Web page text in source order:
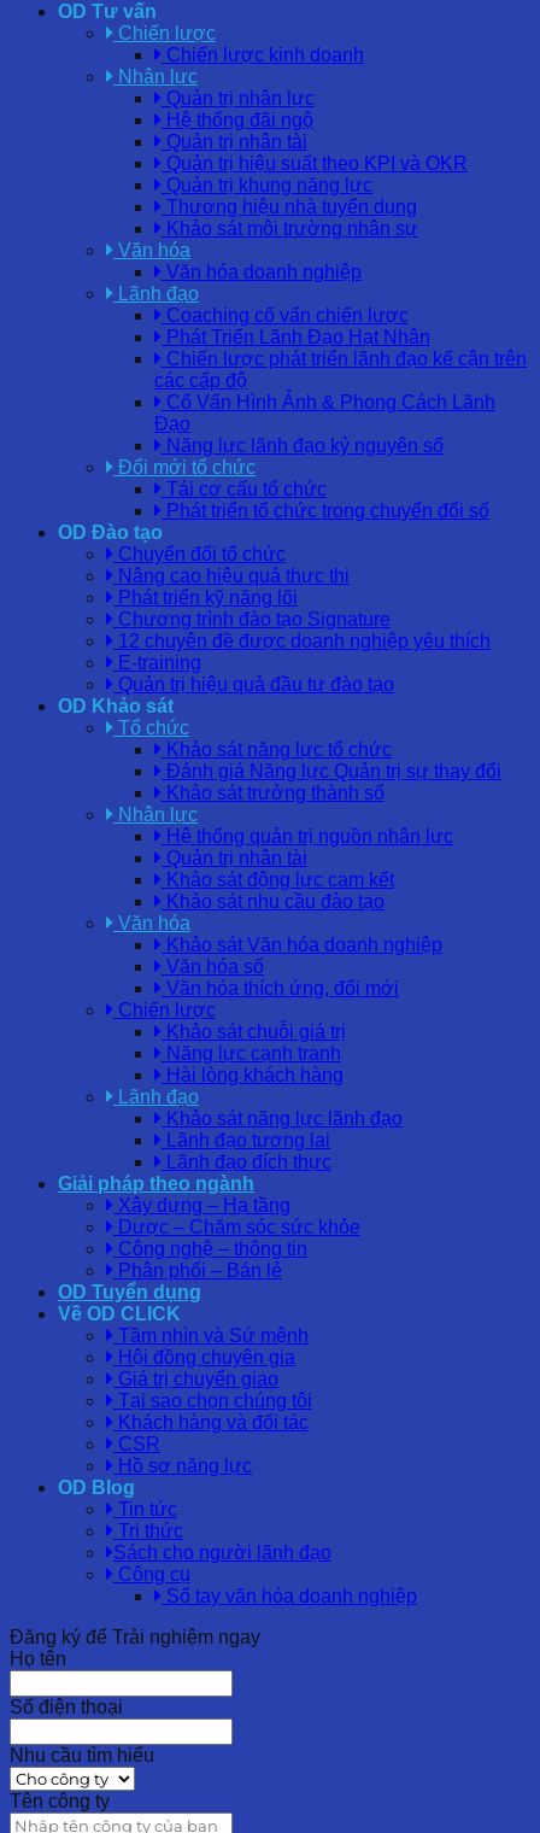
OD Tư vấn
Chiến lược
Chiến lược kinh doanh
Nhân lực
Quản trị nhân lực
Hệ thống đãi ngộ
Quản trị nhân tài
Quản trị hiệu suất theo KPI và OKR
Quản trị khung năng lực
Thương hiệu nhà tuyển dụng
Khảo sát môi trường nhân sự
Văn hóa
Văn hóa doanh nghiệp
Lãnh đạo
Coaching cố vấn chiến lược
Phát Triển Lãnh Đạo Hạt Nhân
Chiến lược phát triển lãnh đạo kế cận trên
các cấp độ
Cố Vấn Hình Ảnh & Phong Cách Lãnh
Đạo
Năng lực lãnh đạo kỷ nguyên số
Đổi mới tổ chức
Tái cơ cấu tổ chức
Phát triển tổ chức trong chuyển đổi số
OD Đào tạo
Chuyển đổi tổ chức
Nâng cao hiệu quả thực thi
Phát triển kỹ năng lõi
Chương trình đào tạo Signature
12 chuyên đề được doanh nghiệp yêu thích
E-training
Quản trị hiệu quả đầu tư đào tạo
OD Khảo sát
Tổ chức
Khảo sát năng lực tổ chức
Đánh giá Năng lực Quản trị sự thay đổi
Khảo sát trưởng thành số
Nhân lực
Hệ thống quản trị nguồn nhân lực
Quản trị nhân tài
Khảo sát động lực cam kết
Khảo sát nhu cầu đào tạo
Văn hóa
Khảo sát Văn hóa doanh nghiệp
Văn hóa số
Văn hóa thích ứng, đổi mới
Chiến lược
Khảo sát chuỗi giá trị
Năng lực cạnh tranh
Hài lòng khách hàng
Lãnh đạo
Khảo sát năng lực lãnh đạo
Lãnh đạo tương lai
Lãnh đạo đích thực
Giải pháp theo ngành
Xây dựng – Hạ tầng
Dược – Chăm sóc sức khỏe
Công nghệ – thông tin
Phân phối – Bán lẻ
OD Tuyển dụng
Về OD CLICK
Tầm nhìn và Sứ mệnh
Hội đồng chuyên gia
Giá trị chuyển giao
Tại sao chọn chúng tôi
Khách hàng và đối tác
CSR
Hồ sơ năng lực
OD Blog
Tin tức
Tri thức
Sách cho người lãnh đạo
Công cụ
Sổ tay văn hóa doanh nghiệp
Đăng ký để Trải nghiệm ngay
Họ tên
Số điện thoại
Nhu cầu tìm hiểu
Tên công ty